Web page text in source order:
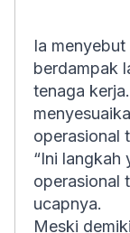
Ia
berdampak
tenaga
operasional
“Ini langkah
operasional
ucapnya.
Meski